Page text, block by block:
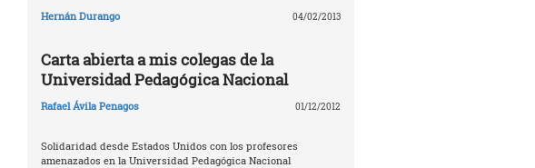
Hernán Durango 04/02/2013
Carta abierta a mis colegas de la
Universidad Pedagógica Nacional
Rafael Ávila Penagos 01/12/2012
Solidaridad desde Estados Unidos con los profesores
amenazados en la Universidad Pedagógica Nacional